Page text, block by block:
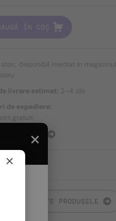
ÎN COȘ
stoc, disponibil imediat în magazinul
livrare estimat: 2–4 zile
de expediere:
gratuit
TOATE PRODUSELE
×